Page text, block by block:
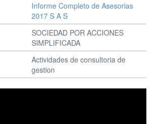
Informe Completo de Asesorias
2017 S A S
SOCIEDAD POR ACCIONES
SIMPLIFICADA
Actividades de consultoria de
gestion